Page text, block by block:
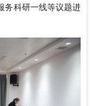
务科研一线等议题进